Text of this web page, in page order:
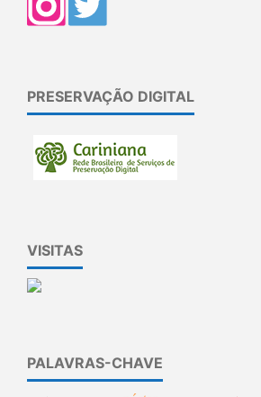
PRESERVAÇÃO DIGITAL
VISITAS
PALAVRAS-CHAVE